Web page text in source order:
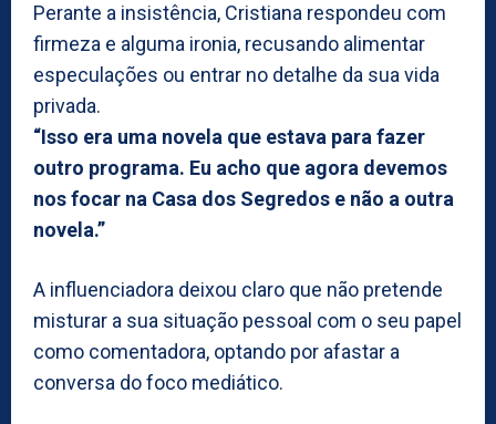
Perante a insistência, Cristiana respondeu com
firmeza e alguma ironia, recusando alimentar
especulações ou entrar no detalhe da sua vida
privada.
“Isso era uma novela que estava para fazer
outro programa. Eu acho que agora devemos
nos focar na Casa dos Segredos e não a outra
novela.”
A influenciadora deixou claro que não pretende
misturar a sua situação pessoal com o seu papel
como comentadora, optando por afastar a
conversa do foco mediático.